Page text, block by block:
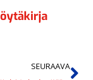
SEURAAVA